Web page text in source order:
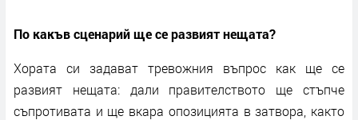
По какъв сценарий ще се развият нещата?
Хората си задават тревожния въпрос как ще се
развият нещата: дали правителството ще стъпче
съпротивата и ще вкара опозицията в затвора, както